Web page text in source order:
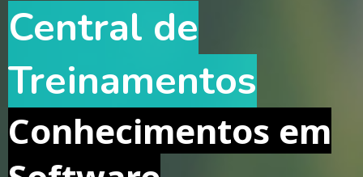
Central de
Treinamentos
Conhecimentos em